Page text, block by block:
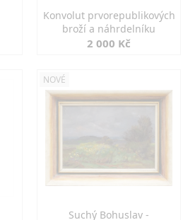
Konvolut prvorepublikových
broží a náhrdelníku
2 000 Kč
NOVÉ
Suchý Bohuslav -